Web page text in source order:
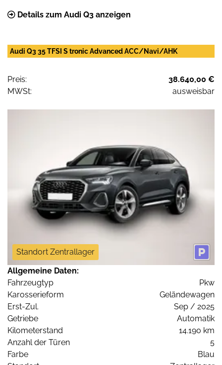
Details zum Audi Q3 anzeigen
Audi Q3 35 TFSI S tronic Advanced ACC/Navi/AHK
Preis:
38.640,00 €
MWSt:
ausweisbar
Standort Zentrallager
Allgemeine Daten:
Fahrzeugtyp
Pkw
Karosserieform
Geländewagen
Erst-Zul.
Sep / 2025
Getriebe
Automatik
Kilometerstand
14.190 km
Anzahl der Türen
5
Farbe
Blau